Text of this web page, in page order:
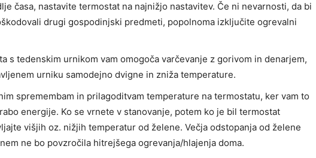
časa, nastavite termostat na najnižjo nastavitev. Če ni nevarnosti, da bi
drugi gospodinjski predmeti, popolnoma izključite ogrevalni
s tedenskim urnikom vam omogoča varčevanje z gorivom in denarjem,
urniku samodejno dvigne in zniža temperature.
spremembam in prilagoditvam temperature na termostatu, ker vam to
energije. Ko se vrnete v stanovanje, potem ko je bil termostat
višjih oz. nižjih temperatur od želene. Večja odstopanja od želene
ne bo povzročila hitrejšega ogrevanja/hlajenja doma.